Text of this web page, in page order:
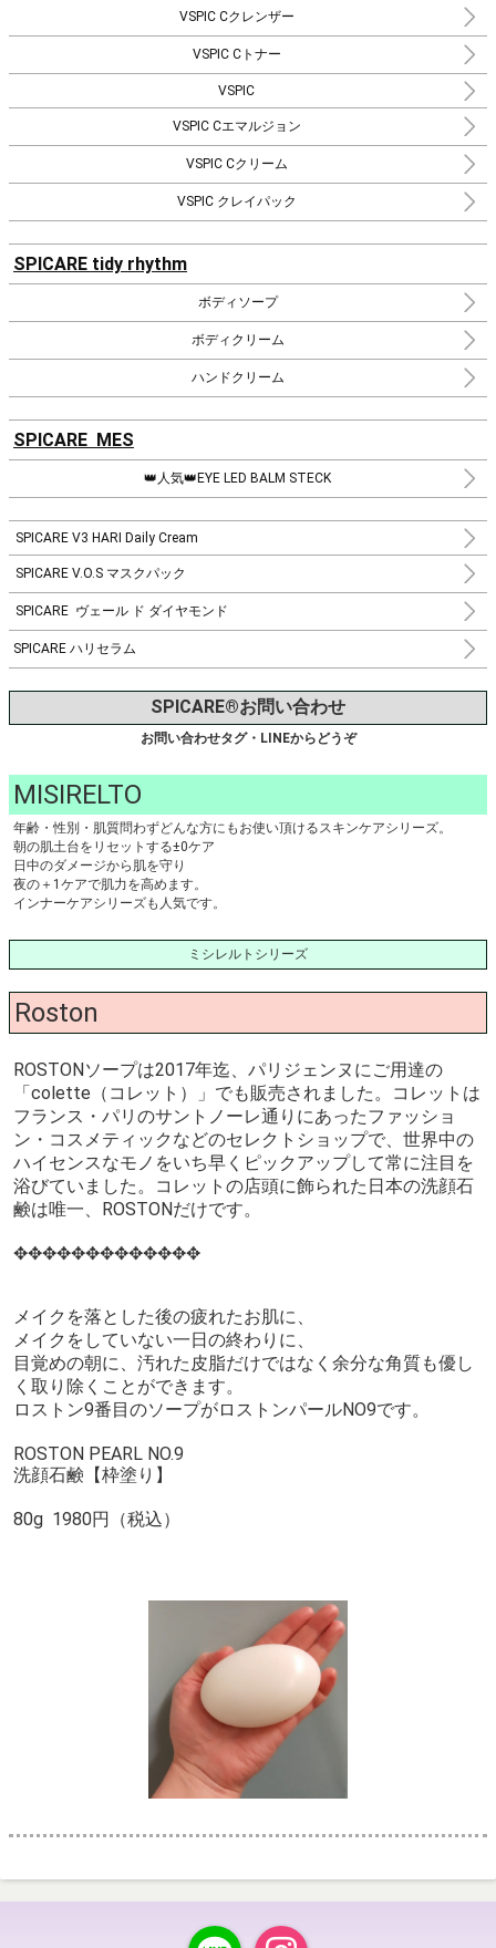
VSPIC Cクレンザー
VSPIC Cトナー
VSPIC
VSPIC Cエマルジョン
VSPIC Cクリーム
VSPIC クレイパック
SPICARE tidy rhythm
ボディソープ
ボディクリーム
ハンドクリーム
SPICARE MES
👑人気👑EYE LED BALM STECK
SPICARE V3 HARI Daily Cream
SPICARE V.O.S マスクパック
SPICARE ヴェール ド ダイヤモンド
SPICARE ハリセラム
SPICARE®お問い合わせ
お問い合わせタグ・LINEからどうぞ
MISIRELTO
年齢・性別・肌質問わずどんな方にもお使い頂けるスキンケアシリーズ。
朝の肌土台をリセットする±0ケア
日中のダメージから肌を守り
夜の＋1ケアで肌力を高めます。
インナーケアシリーズも人気です。
ミシレルトシリーズ
Roston
ROSTONソープは2017年迄、パリジェンヌにご用達の
「colette（コレット）」でも販売されました。コレットは
フランス・パリのサントノーレ通りにあったファッショ
ン・コスメティックなどのセレクトショップで、世界中の
ハイセンスなモノをいち早くピックアップして常に注目を
浴びていました。コレットの店頭に飾られた日本の洗顔石
鹸は唯一、ROSTONだけです。
✥✥✥✥✥✥✥✥✥✥✥✥✥
メイクを落とした後の疲れたお肌に、
メイクをしていない一日の終わりに、
目覚めの朝に、汚れた皮脂だけではなく余分な角質も優し
く取り除くことができます。
ロストン9番目のソープがロストンパールNO9です。
ROSTON PEARL NO.9
洗顔石鹸【枠塗り】
80g 1980円（税込）